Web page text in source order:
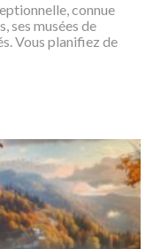
connue
ses musées de
Vous planifiez de